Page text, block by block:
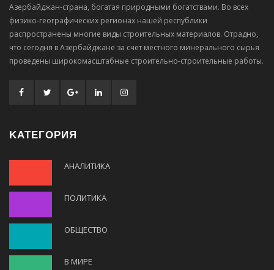
Азербайджан-страна, богатая природными богатствами. Во всех
физико-географических регионах нашей республики
распространены многие виды строительных материалов. Отрадно,
что сегодня в Азербайджане за счет местного минерального сырья
проведены широкомасштабные строительно-строительные работы.
KАТЕГОРИЯ
АНАЛИТИКА
ПОЛИТИКА
ОБЩЕСТВО
В МИРЕ